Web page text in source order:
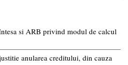
si ARB privind modul de calcul
anularea creditului, din cauza